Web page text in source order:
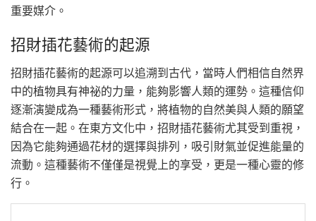
重要媒介。
招財插花藝術的起源
招財插花藝術的起源可以追溯到古代，當時人們相信自然界
中的植物具有神祕的力量，能夠影響人類的運勢。這種信仰
逐漸演變成為一種藝術形式，將植物的自然美與人類的願望
結合在一起。在東方文化中，招財插花藝術尤其受到重視，
因為它能夠通過花材的選擇與排列，吸引財氣並促進能量的
流動。這種藝術不僅僅是視覺上的享受，更是一種心靈的修
行。